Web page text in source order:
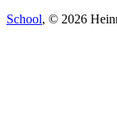
School, © 2026